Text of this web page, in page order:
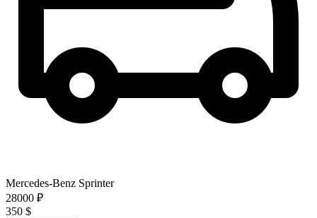
Mercedes-Benz Sprinter
28000 ₽
350 $